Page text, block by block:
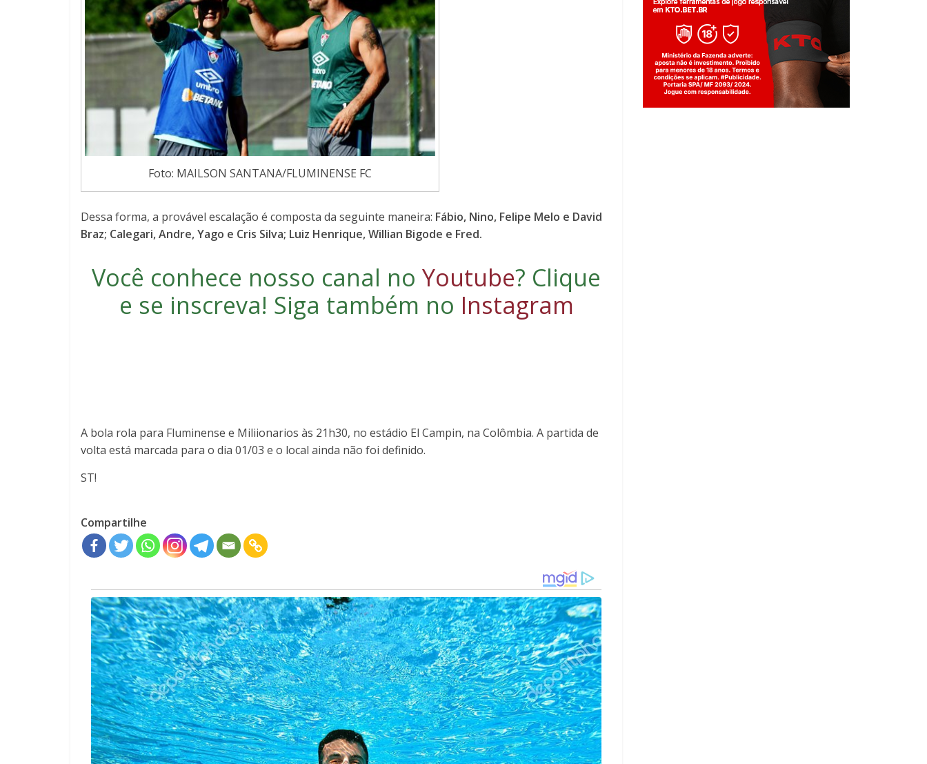
Foto: MAILSON SANTANA/FLUMINENSE FC
Dessa forma, a provável escalação é composta da seguinte maneira: Fábio, Nino, Felipe Melo e David
Braz; Calegari, Andre, Yago e Cris Silva; Luiz Henrique, Willian Bigode e Fred.
Você conhece nosso canal no Youtube? Clique
e se inscreva! Siga também no Instagram
A bola rola para Fluminense e Miliionarios às 21h30, no estádio El Campin, na Colômbia. A partida de
volta está marcada para o dia 01/03 e o local ainda não foi definido.
ST!
Compartilhe
Jogue com responsabilidade. 18+